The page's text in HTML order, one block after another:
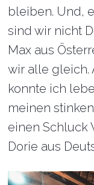
bleiben. Und,
sind wir nicht
Max aus
wir alle gleich.
konnte ich
meinen
einen Schluck
Dorie aus